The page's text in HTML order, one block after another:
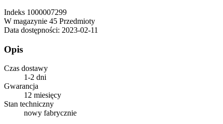
Indeks 1000007299
W magazynie 45 Przedmioty
Data dostępności: 2023-02-11
Opis
Czas dostawy
1-2 dni
Gwarancja
12 miesięcy
Stan techniczny
nowy fabrycznie